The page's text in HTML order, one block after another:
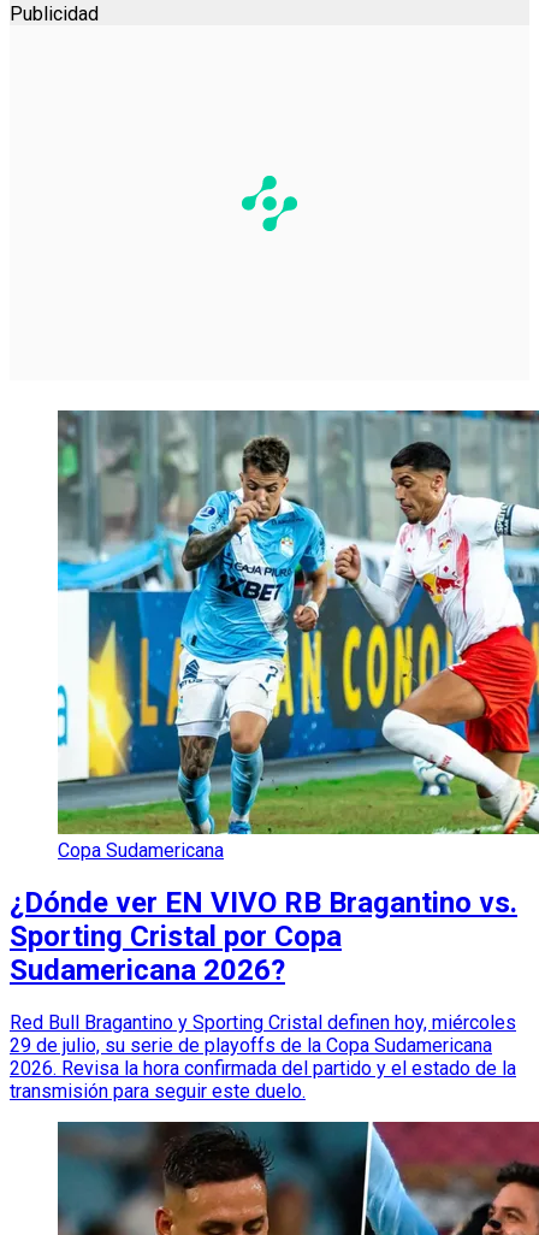
Publicidad
Copa Sudamericana
¿Dónde ver EN VIVO RB Bragantino vs.
Sporting Cristal por Copa
Sudamericana 2026?
Red Bull Bragantino y Sporting Cristal definen hoy, miércoles
29 de julio, su serie de playoffs de la Copa Sudamericana
2026. Revisa la hora confirmada del partido y el estado de la
transmisión para seguir este duelo.